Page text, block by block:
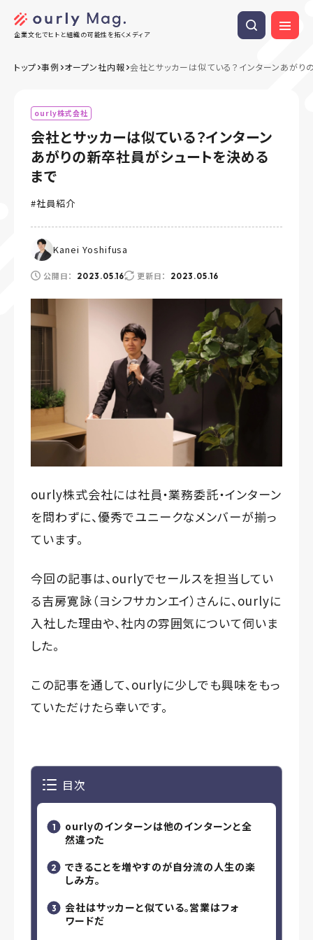
企業文化でヒトと組織の可能性を拓くメディア
トップ 事例 オープン社内報 会社とサッカーは似ている？インターンあが
ourly株式会社
会社とサッカーは似ている？インターン
あがりの新卒社員がシュートを決める
まで
社員紹介
Kanei Yoshifusa
公開日： 2023.05.16 更新日： 2023.05.16
ourly株式会社には社員・業務委託・インターン
を問わずに、優秀でユニークなメンバーが揃っ
ています。
今回の記事は、ourlyでセールスを担当してい
る吉房寛詠（ヨシフサカンエイ）さんに、ourlyに
入社した理由や、社内の雰囲気について伺いま
した。
この記事を通して、ourlyに少しでも興味をもっ
ていただけたら幸いです。
目次
ourlyのインターンは他のインターンと全
然違った
できることを増やすのが自分流の人生の楽
しみ方。
会社はサッカーと似ている。営業はフォ
ワードだ